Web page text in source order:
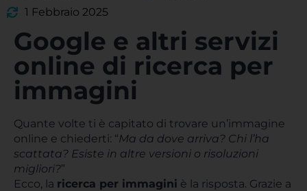
1 Febbraio 2025
Google e altri servizi
online di ricerca per
immagini
Quante volte ti è capitato di trovare un’immagine
online e chiederti: “Ma da dove arriva? Chi l’ha
scattata? Esiste in altre versioni o risoluzioni
migliori?”
Ecco, la ricerca per immagini è la risposta. Grazie a